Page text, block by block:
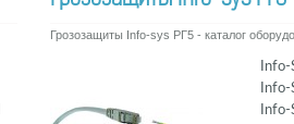
Грозозащиты Info-sys РГ5 - каталог